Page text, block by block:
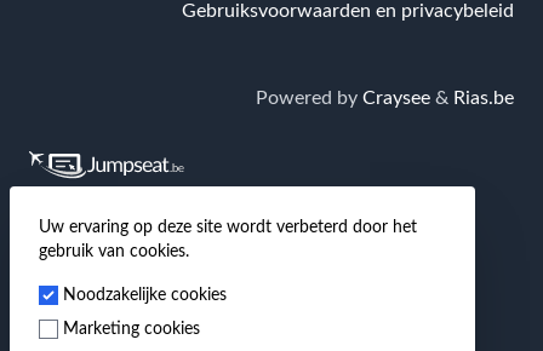
Gebruiksvoorwaarden en privacybeleid
Powered by Craysee & Rias.be
Jumpseat.beis de grootste Nederlandstalige
community van en voor reizigers waar je terecht kan
voor tips & tricks over goedkoop reizen, hotels,
luchtvaart en veel meer!
Uw ervaring op deze site wordt verbeterd door het
gebruik van cookies.
Noodzakelijke cookies
Marketing cookies